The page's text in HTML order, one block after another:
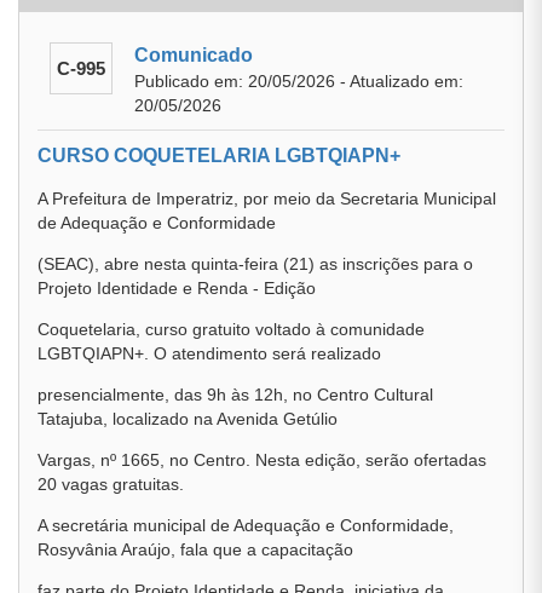
C-995
Comunicado
Publicado em: 20/05/2026 - Atualizado em:
20/05/2026
CURSO COQUETELARIA LGBTQIAPN+
A Prefeitura de Imperatriz, por meio da Secretaria Municipal
de Adequação e Conformidade
(SEAC), abre nesta quinta-feira (21) as inscrições para o
Projeto Identidade e Renda - Edição
Coquetelaria, curso gratuito voltado à comunidade
LGBTQIAPN+. O atendimento será realizado
presencialmente, das 9h às 12h, no Centro Cultural
Tatajuba, localizado na Avenida Getúlio
Vargas, nº 1665, no Centro. Nesta edição, serão ofertadas
20 vagas gratuitas.
A secretária municipal de Adequação e Conformidade,
Rosyvânia Araújo, fala que a capacitação